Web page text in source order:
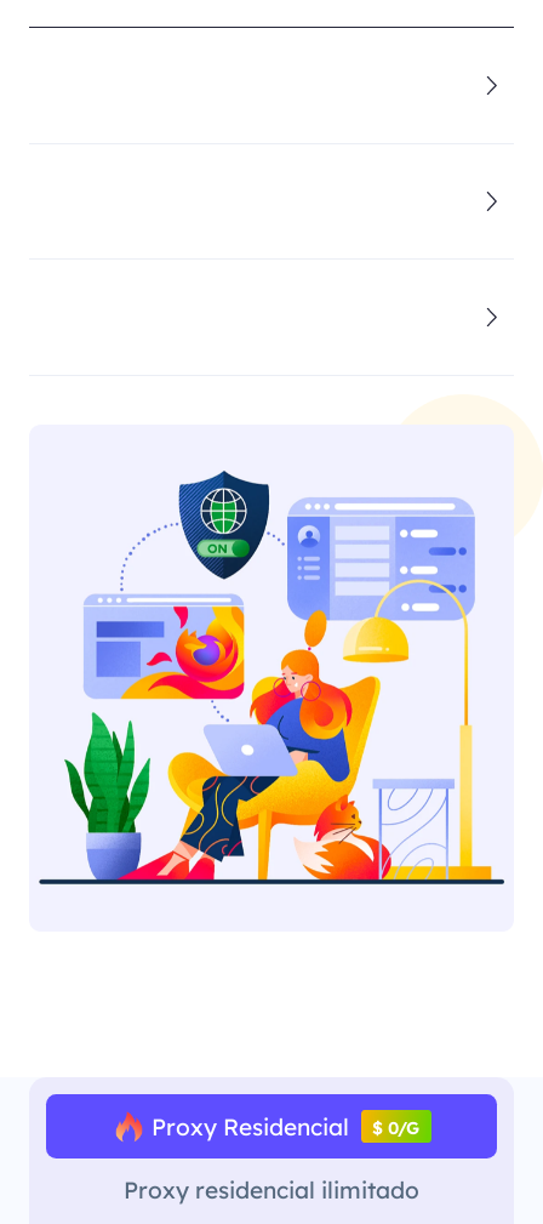
Proxy Residencial $ 0/G
Proxy residencial ilimitado